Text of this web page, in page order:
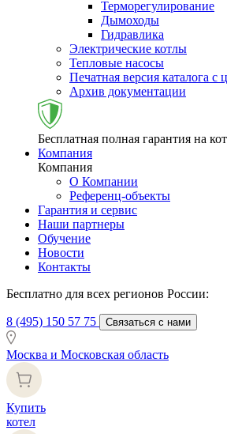
Терморегулирование
Дымоходы
Гидравлика
Электрические котлы
Тепловые насосы
Печатная версия каталога с
Архив документации
Бесплатная полная гарантия на
Компания
Компания
О Компании
Референц-объекты
Гарантия и сервис
Наши партнеры
Обучение
Новости
Контакты
Бесплатно для всех регионов России:
8 (495) 150 57 75 Связаться с нами
Москва и Московская область
Купить
котел